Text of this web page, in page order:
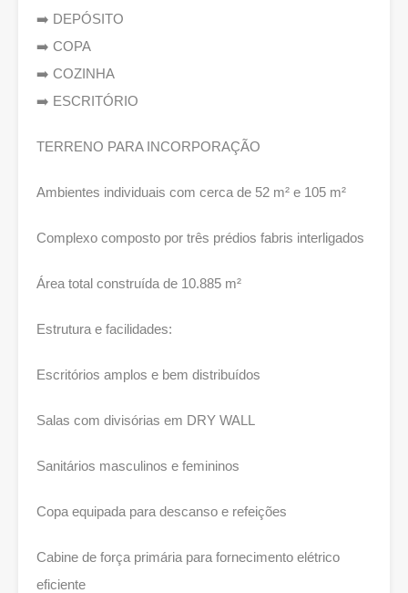
➡️ DEPÓSITO
➡️ COPA
➡️ COZINHA
➡️ ESCRITÓRIO
TERRENO PARA INCORPORAÇÃO
Ambientes individuais com cerca de 52 m² e 105 m²
Complexo composto por três prédios fabris interligados
Área total construída de 10.885 m²
Estrutura e facilidades:
Escritórios amplos e bem distribuídos
Salas com divisórias em DRY WALL
Sanitários masculinos e femininos
Copa equipada para descanso e refeições
Cabine de força primária para fornecimento elétrico
eficiente